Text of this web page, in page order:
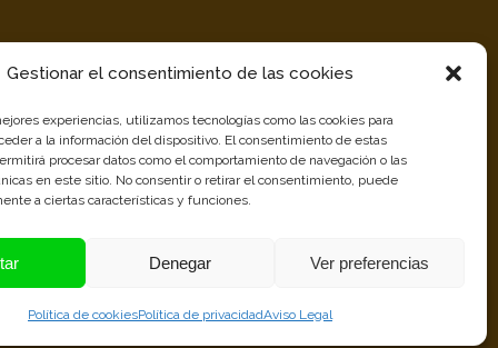
Gestionar el consentimiento de las cookies
experiencias, utilizamos tecnologías como las cookies para
a la información del dispositivo. El consentimiento de estas
procesar datos como el comportamiento de navegación o las
en este sitio. No consentir o retirar el consentimiento, puede
a ciertas características y funciones.
Denegar Ver preferencias
Política de cookiesPolítica de privacidadAviso Legal
Distribuidores
Oficiales de Pellets